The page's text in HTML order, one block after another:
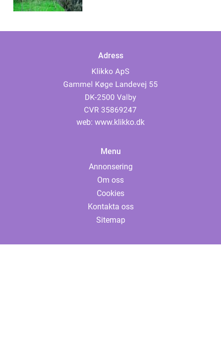
Adress
web: www.klikko.dk
Menu
Annonsering
Om oss
Cookies
Kontakta oss
Sitemap